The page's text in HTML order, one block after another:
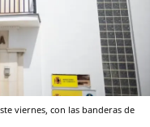
viernes, con las banderas de